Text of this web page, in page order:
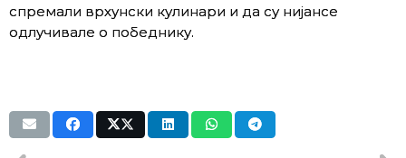
спремали врхунски кулинари и да су нијансе
одлучивале о победнику.